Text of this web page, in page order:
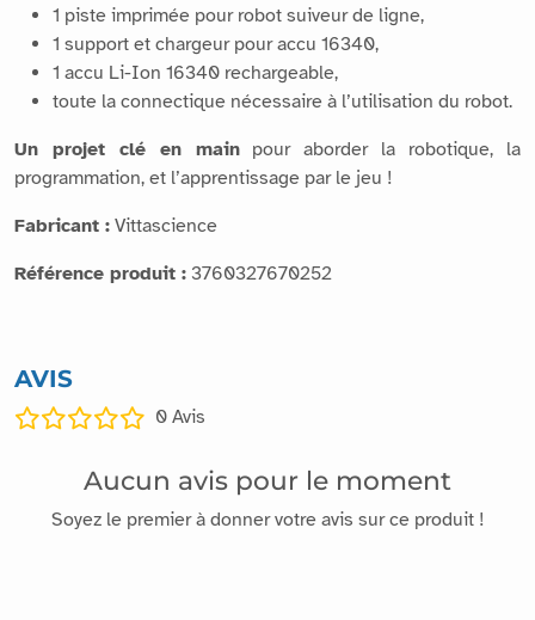
1 piste imprimée pour robot suiveur de ligne,
1 support et chargeur pour accu 16340,
1 accu Li-Ion 16340 rechargeable,
toute la connectique nécessaire à l’utilisation du robot.
Un projet clé en mainpour aborder la robotique, la
programmation, et l’apprentissage par le jeu !
Fabricant : Vittascience
Référence produit : 3760327670252
AVIS
0 Avis
Aucun avis pour le moment
Soyez le premier à donner votre avis sur ce produit !